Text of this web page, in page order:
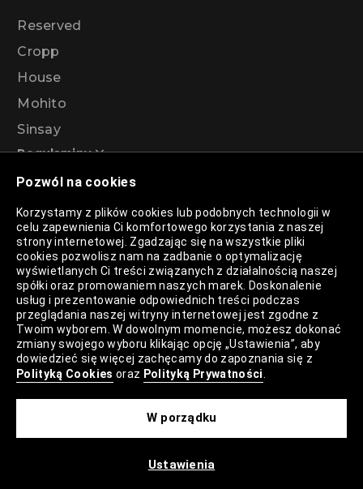
Pozwól na cookies
Korzystamy z plików cookies lub podobnych technologii w
celu zapewnienia Ci komfortowego korzystania z naszej
strony internetowej. Zgadzając się na wszystkie pliki
cookies pozwolisz nam na zadbanie o optymalizację
wyświetlanych Ci treści związanych z działalnością naszej
spółki oraz promowaniem naszych marek. Doskonalenie
usług i prezentowanie odpowiednich treści podczas
przeglądania naszej witryny internetowej jest zgodne z
Twoim wyborem. W dowolnym momencie, możesz dokonać
zmiany swojego wyboru klikając opcję „Ustawienia”, aby
dowiedzieć się więcej zachęcamy do zapoznania się z
Polityką Cookies oraz Polityką Prywatności
Ustawienia
W porządku
Reserved
Cropp
House
Mohito
Sinsay
Regulaminy
Regulamin akcji promocyjnej – Program
rabatowy 99%
Polityka Prywatności
Polityka Plików Cookies
Lista Plików Cookies
Lista Zaufanych Partnerów
Ustawienia Cookies